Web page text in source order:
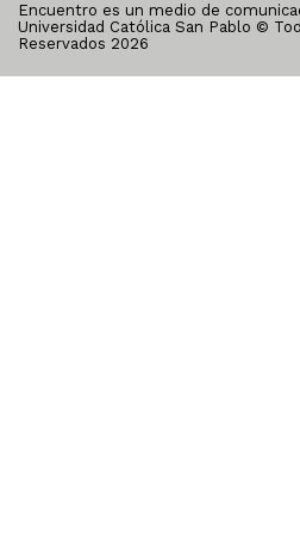
Encuentro es un medio de
Universidad Católica San Pablo ©
Reservados 2026